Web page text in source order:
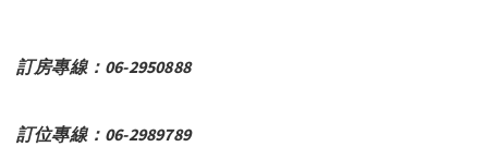
訂房專線：06-2950888
訂位專線：06-2989789